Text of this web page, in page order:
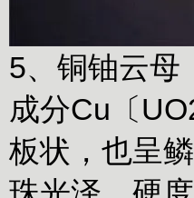
5、铜铀云母
成分Cu〔
板状，也呈